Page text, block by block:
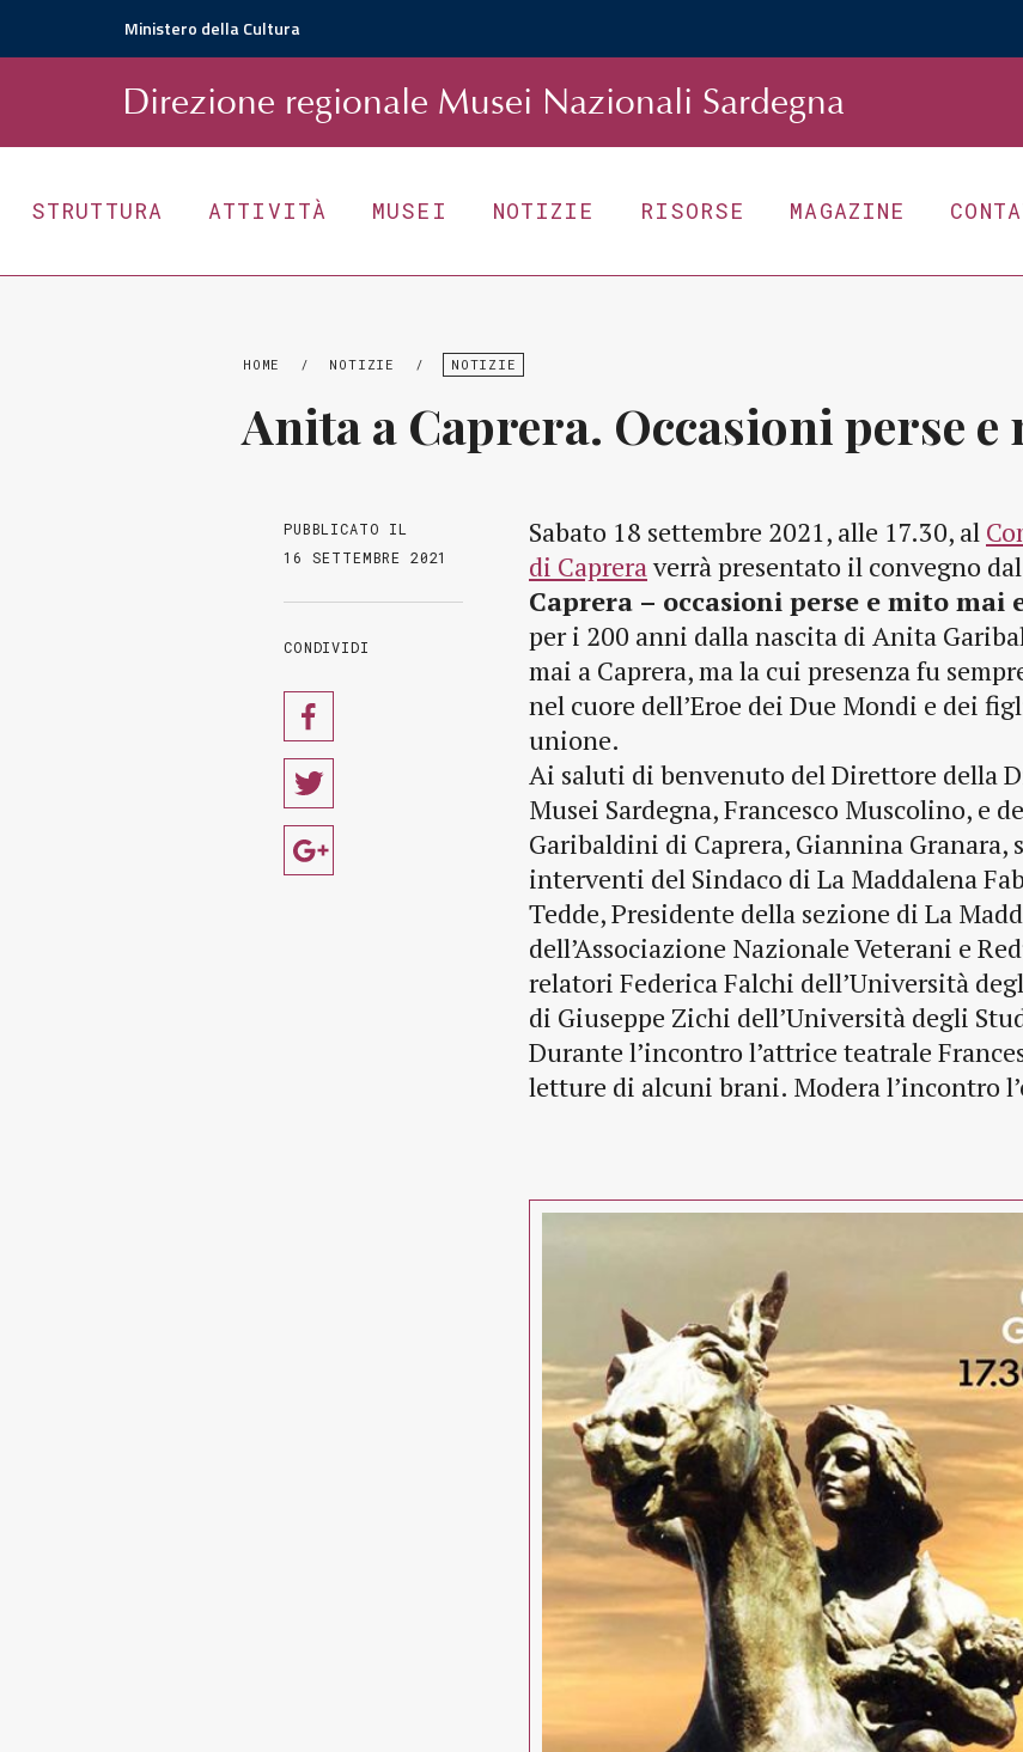
Ministero della Cultura
Direzione regionale Musei Nazionali Sardegna
STRUTTURA ATTIVITÀ MUSEI NOTIZIE RISORSE MAGAZINE
HOME / NOTIZIE / NOTIZIE
Anita a Caprera. Occasioni perse
PUBBLICATO IL
16 SETTEMBRE 2021
CONDIVIDI
Sabato 18 settembre 2021, alle 17.30, al
di Capreraverrà presentato il convegno
Caprera – occasioni perse e mito mai
per i 200 anni dalla nascita di Anita
mai a Caprera, ma la cui presenza fu
nel cuore dell’Eroe dei Due Mondi e dei
unione.
Ai saluti di benvenuto del Direttore della
Musei Sardegna, Francesco Muscolino, e
Garibaldini di Caprera, Giannina Granara,
interventi del Sindaco di La Maddalena
Tedde, Presidente della sezione di La
dell’Associazione Nazionale Veterani e
relatori Federica Falchi dell’Università
di Giuseppe Zichi dell’Università degli
Durante l’incontro l’attrice teatrale
letture di alcuni brani. Modera l’incontro